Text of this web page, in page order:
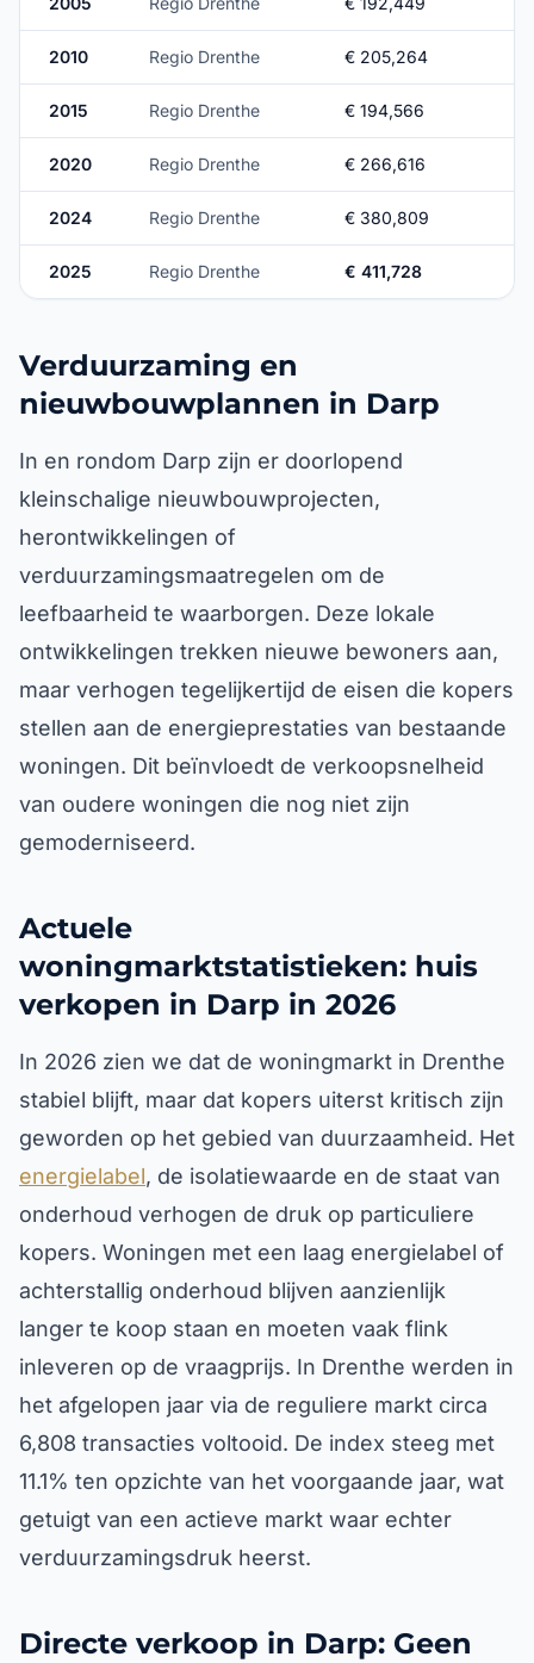
2010 Regio Drenthe € 205,264
2015 Regio Drenthe € 194,566
2020 Regio Drenthe € 266,616
2024 Regio Drenthe € 380,809
2025 Regio Drenthe € 411,728
Verduurzaming en
nieuwbouwplannen in Darp
In en rondom Darp zijn er doorlopend
kleinschalige nieuwbouwprojecten,
herontwikkelingen of
verduurzamingsmaatregelen om de
leefbaarheid te waarborgen. Deze lokale
ontwikkelingen trekken nieuwe bewoners aan,
maar verhogen tegelijkertijd de eisen die kopers
stellen aan de energieprestaties van bestaande
woningen. Dit beïnvloedt de verkoopsnelheid
van oudere woningen die nog niet zijn
gemoderniseerd.
Actuele
woningmarktstatistieken: huis
verkopen in Darp in 2026
In 2026 zien we dat de woningmarkt in Drenthe
stabiel blijft, maar dat kopers uiterst kritisch zijn
geworden op het gebied van duurzaamheid. Het
energielabel, de isolatiewaarde en de staat van
onderhoud verhogen de druk op particuliere
kopers. Woningen met een laag energielabel of
achterstallig onderhoud blijven aanzienlijk
langer te koop staan en moeten vaak flink
inleveren op de vraagprijs. In Drenthe werden in
het afgelopen jaar via de reguliere markt circa
6,808 transacties voltooid. De index steeg met
11.1% ten opzichte van het voorgaande jaar, wat
getuigt van een actieve markt waar echter
verduurzamingsdruk heerst.
Directe verkoop in Darp: Geen